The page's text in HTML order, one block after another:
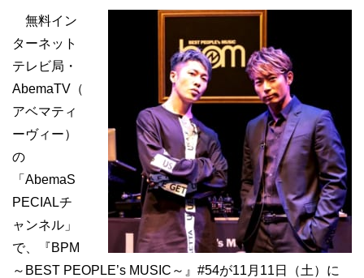
無料イン
ターネット
テレビ局・
AbemaTV（
アベマティ
ーヴィー）
の
「AbemaS
PECIALチ
ャンネル」
で、『BPM
～BEST PEOPLE’s MUSIC～』#54が11月11日（土）に